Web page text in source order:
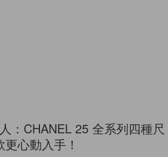
：CHANEL 25 全系列四種尺
心動入手！